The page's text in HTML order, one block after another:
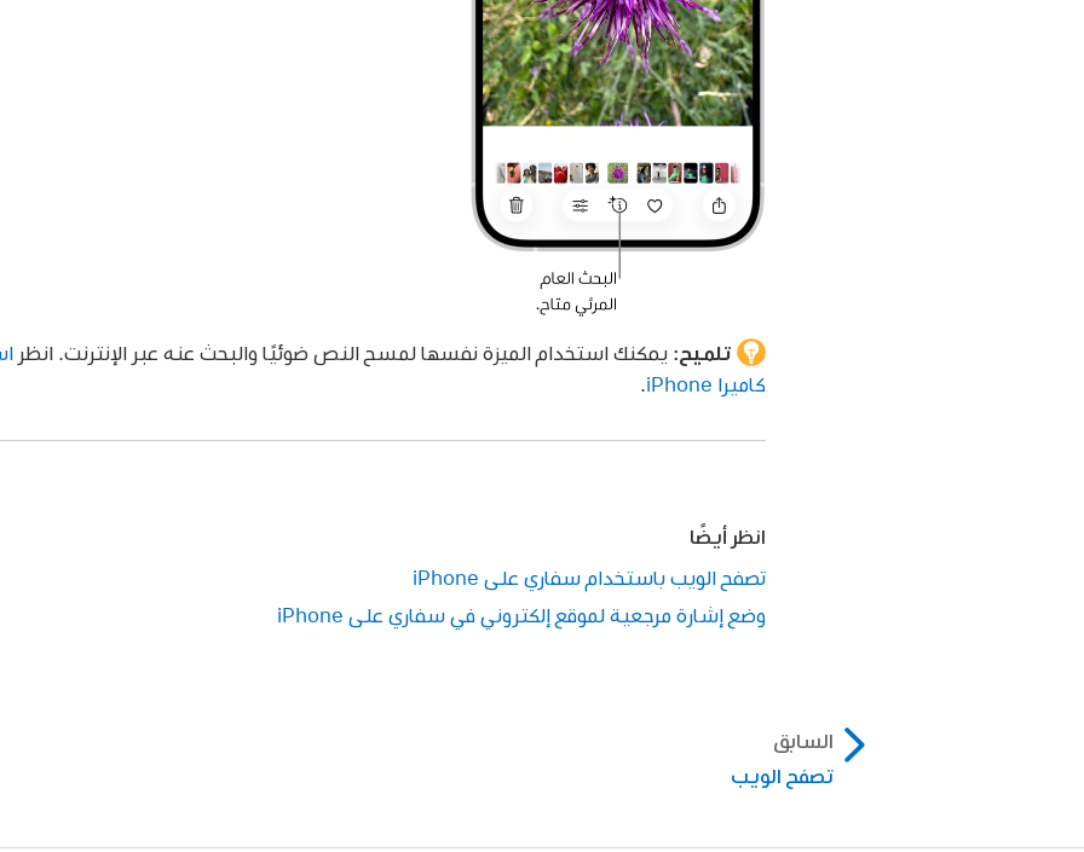
تلميح:يمكنك استخدام الميزة نفسها لمسح النص ضوئيًا والبحث عنه عبر الإنترنت. انظر
كاميرا iPhone
انظر أيضًا
تصفح الويب باستخدام سفاري على iPhone
وضع إشارة مرجعية لموقع إلكتروني في سفاري على iPhone
السابق
تصفح الويب